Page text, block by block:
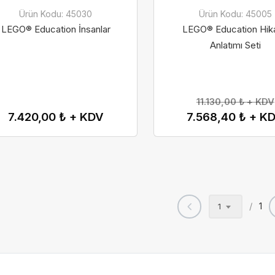
Ürün Kodu: 45030
LEGO® Education İnsanlar
7.420,00 ₺ + KDV
Ürün Kodu: 45005
LEGO® Education
Anlatımı Seti
11.130,00 ₺ + KDV
7.568,40 ₺ +
1 / 1